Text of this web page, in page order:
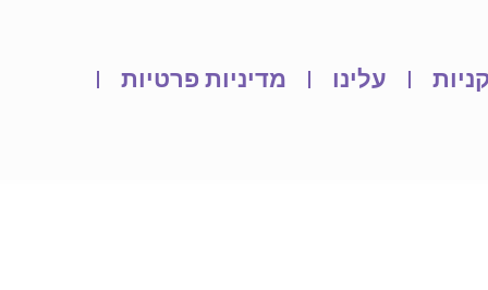
עלינו
מדיניות פרטיות